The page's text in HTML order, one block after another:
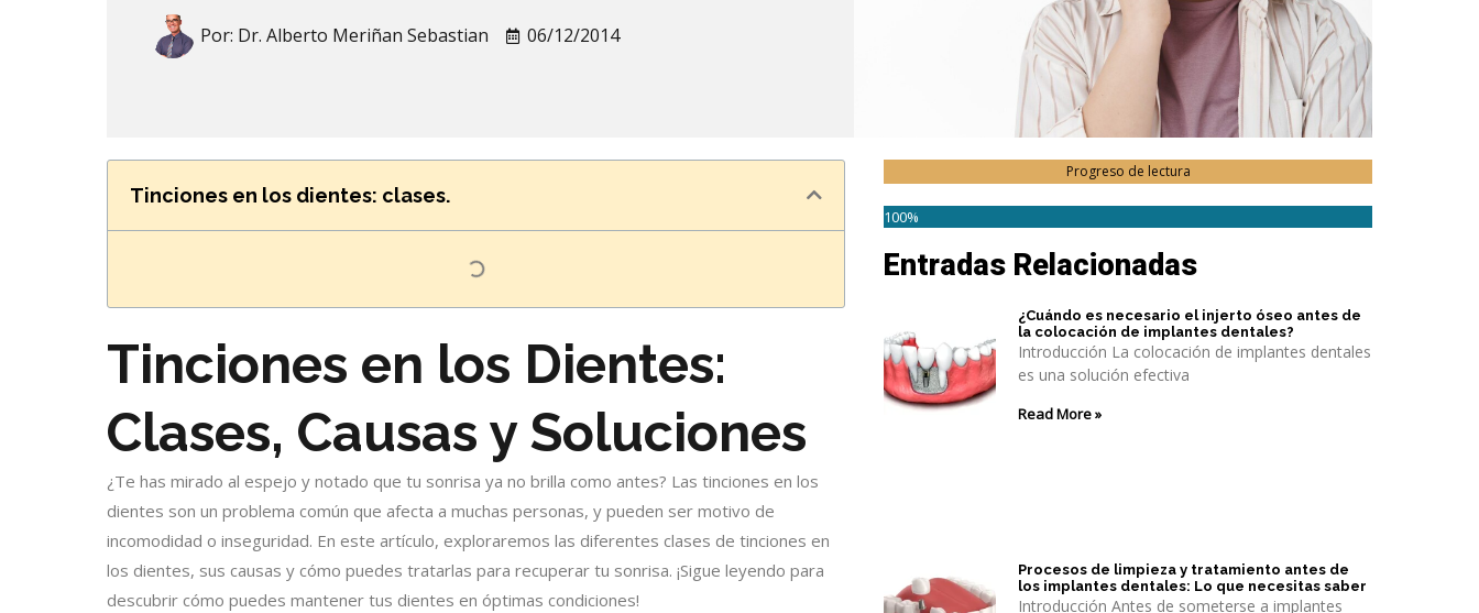
Por: Dr. Alberto Meriñan Sebastian 06/12/2014
Tinciones en los dientes: clases.
Tinciones en los Dientes:
Clases, Causas y Soluciones
¿Te has mirado al espejo y notado que tu sonrisa ya no brilla como antes? Las tinciones en los
dientes son un problema común que afecta a muchas personas, y pueden ser motivo de
incomodidad o inseguridad. En este artículo, exploraremos las diferentes clases de tinciones en
los dientes, sus causas y cómo puedes tratarlas para recuperar tu sonrisa. ¡Sigue leyendo para
descubrir cómo puedes mantener tus dientes en óptimas condiciones!
Progreso de lectura
100%
Entradas Relacionadas
¿Cuándo es necesario el injerto óseo antes de
la colocación de implantes dentales?
Introducción La colocación de implantes dentales
es una solución efectiva
Read More »
Procesos de limpieza y tratamiento antes de
los implantes dentales: Lo que necesitas saber
Introducción Antes de someterse a implantes